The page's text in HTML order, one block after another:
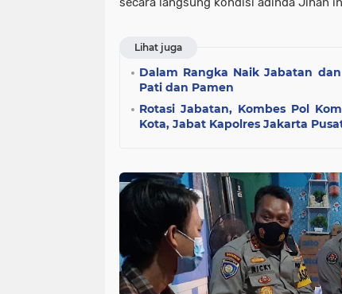
Lihat juga
Dalam Rangka Naik Jabatan
Pati dan Pamen
Rotasi Jabatan, Kombes Pol
Kota, Jabat Kapolres Jakarta